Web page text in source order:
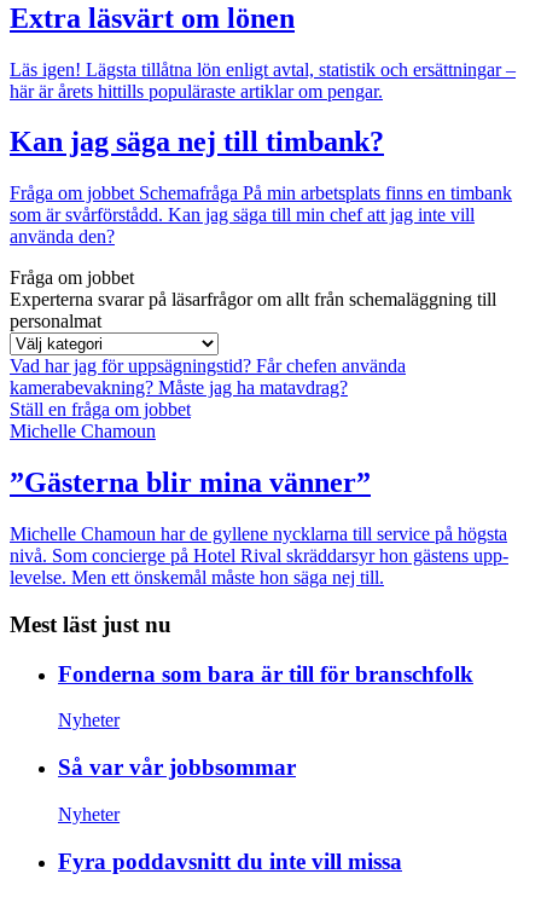
Extra läsvärt om lönen
Läs igen! Lägsta tillåtna lön enligt avtal, statistik och ersättningar –
här är årets hittills populäraste artiklar om pengar.
Kan jag säga nej till timbank?
Fråga om jobbet Schemafråga På min arbetsplats finns en timbank
som är svårförstådd. Kan jag säga till min chef att jag inte vill
använda den?
Fråga om jobbet
Experterna svarar på läsarfrågor om allt från schemaläggning till
personalmat
Vad har jag för uppsägningstid? Får chefen använda
kamerabevakning? Måste jag ha matavdrag?
Ställ en fråga om jobbet
Michelle Chamoun
”Gästerna blir mina vänner”
Michelle Chamoun har de gyllene nycklarna till service på högsta
nivå. Som concierge på Hotel Rival skräddarsyr hon gästens upp­
levelse. Men ett önskemål måste hon säga nej till.
Mest läst just nu
Fonderna som bara är till för branschfolk
Nyheter
Så var vår jobbsommar
Nyheter
Fyra poddavsnitt du inte vill missa